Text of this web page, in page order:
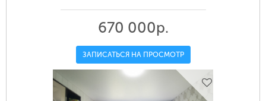
670 000р.
ЗАПИСАТЬСЯ НА ПРОСМОТР